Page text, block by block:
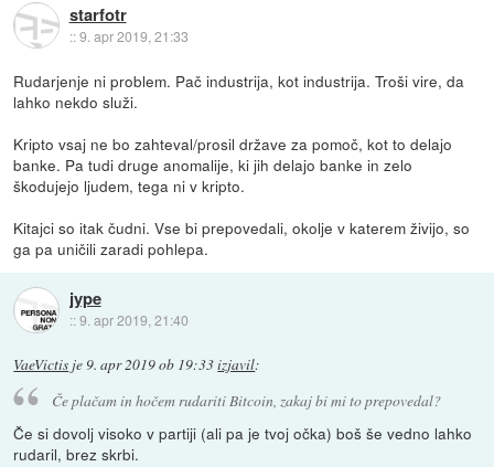
starfotr
::9. apr 2019, 21:33
Rudarjenje ni problem. Pač industrija, kot industrija. Troši vire, da
lahko nekdo služi.
Kripto vsaj ne bo zahteval/prosil države za pomoč, kot to delajo
banke. Pa tudi druge anomalije, ki jih delajo banke in zelo
škodujejo ljudem, tega ni v kripto.
Kitajci so itak čudni. Vse bi prepovedali, okolje v katerem živijo, so
ga pa uničili zaradi pohlepa.
jype
::9. apr 2019, 21:40
VaeVictis je9. apr 2019 ob 19:33izjavil:
Če plačam in hočem rudariti Bitcoin, zakaj bi mi to prepovedal?
Če si dovolj visoko v partiji (ali pa je tvoj očka) boš še vedno lahko
rudaril, brez skrbi.